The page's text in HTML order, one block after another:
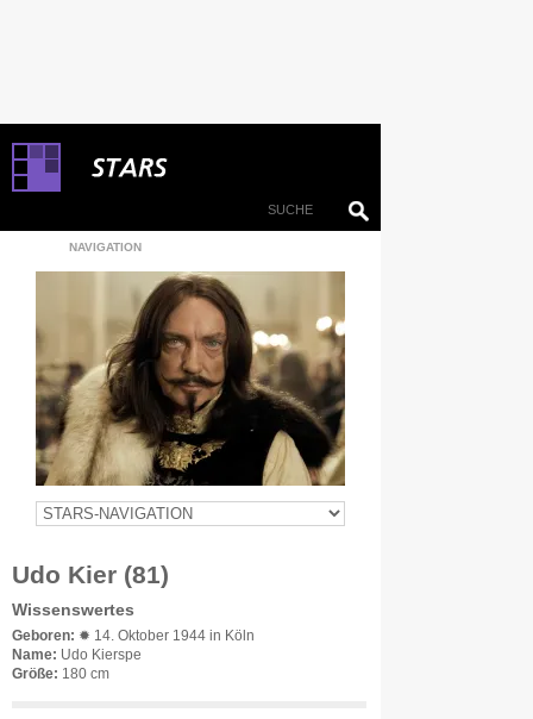
NAVIGATION
Udo Kier (81)
Wissenswertes
Geboren: ✹ 14. Oktober 1944 in Köln
Name: Udo Kierspe
Größe: 180 cm